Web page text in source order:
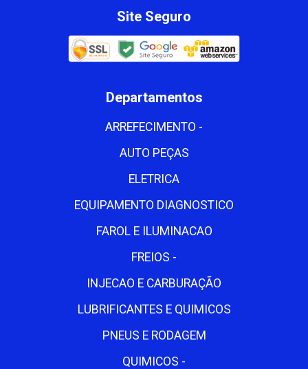
Site Seguro
Departamentos
ARREFECIMENTO -
AUTO PEÇAS
ELETRICA
EQUIPAMENTO DIAGNOSTICO
FAROL E ILUMINACAO
FREIOS -
INJECAO E CARBURAÇÃO
LUBRIFICANTES E QUIMICOS
PNEUS E RODAGEM
QUIMICOS -